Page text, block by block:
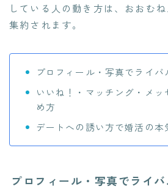
している人の動き方は、おおむ
集約されます。
プロフィール・写真でライバ
いいね！・マッチング・メ
め方
デートへの誘い方で婚活の本
プロフィール・写真でライ